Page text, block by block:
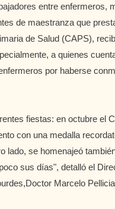
entre enfermeros,
de maestranza que
de Salud (CAPS),
a quienes
por haberse
fiestas: en octubre el
con una medalla
lado, se homenajeó
sus días", detalló el
Marcelo